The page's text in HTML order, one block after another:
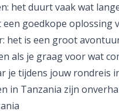
het duurt vaak wat
goedkope oplossing
het is een groot
als je graag voor wat
je tijdens jouw rondreis
in Tanzania zijn